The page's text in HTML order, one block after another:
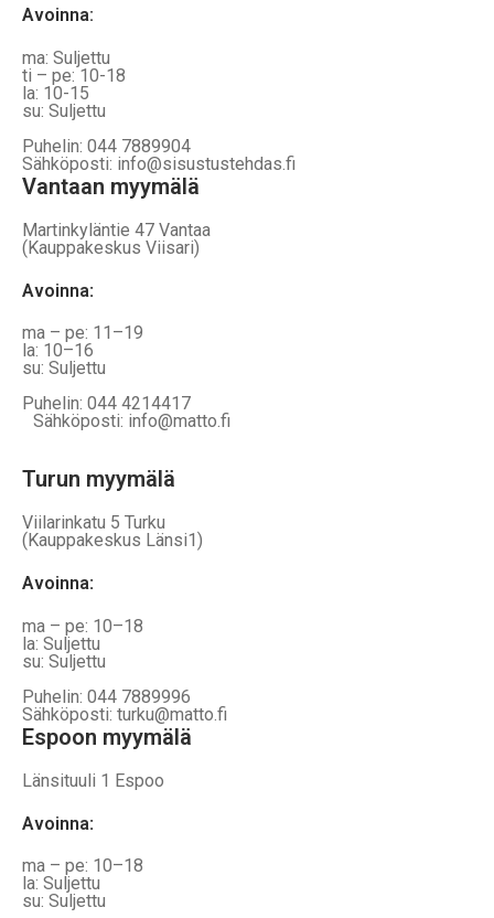
Avoinna:
ma: Suljettu
ti – pe: 10-18
la: 10-15
su: Suljettu
Puhelin: 044 7889904
Sähköposti: info@sisustustehdas.fi
Vantaan myymälä
Martinkyläntie 47 Vantaa
(Kauppakeskus Viisari)
Avoinna:
ma – pe: 11–19
la: 10–16
su: Suljettu
Puhelin: 044 4214417
Sähköposti: info@matto.fi
Turun myymälä
Viilarinkatu 5 Turku
(Kauppakeskus Länsi1)
Avoinna:
ma – pe: 10–18
la: Suljettu
su: Suljettu
Puhelin: 044 7889996
Sähköposti: turku@matto.fi
Espoon myymälä
Länsituuli 1 Espoo
Avoinna:
ma – pe: 10–18
la: Suljettu
su: Suljettu